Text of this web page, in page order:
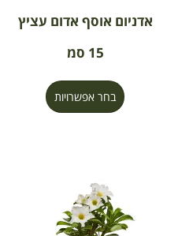
אדניום אוסף אדום עציץ
15 סמ
בחר אפשרויות